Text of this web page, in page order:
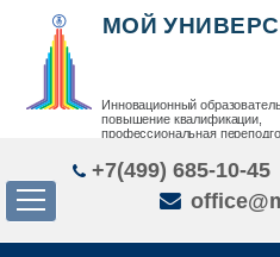
МОЙ
Инновационный
повышение квалификации,
профессиональная
+7(499) 685-10-45